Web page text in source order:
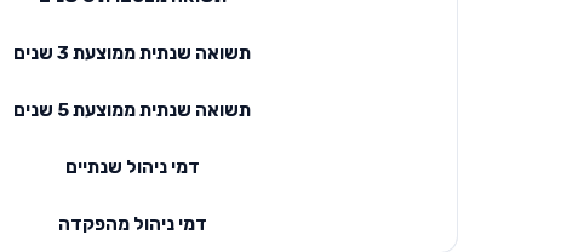
תשואה שנתית ממוצעת 3 שנים
תשואה שנתית ממוצעת 5 שנים
דמי ניהול שנתיים
דמי ניהול מהפקדה